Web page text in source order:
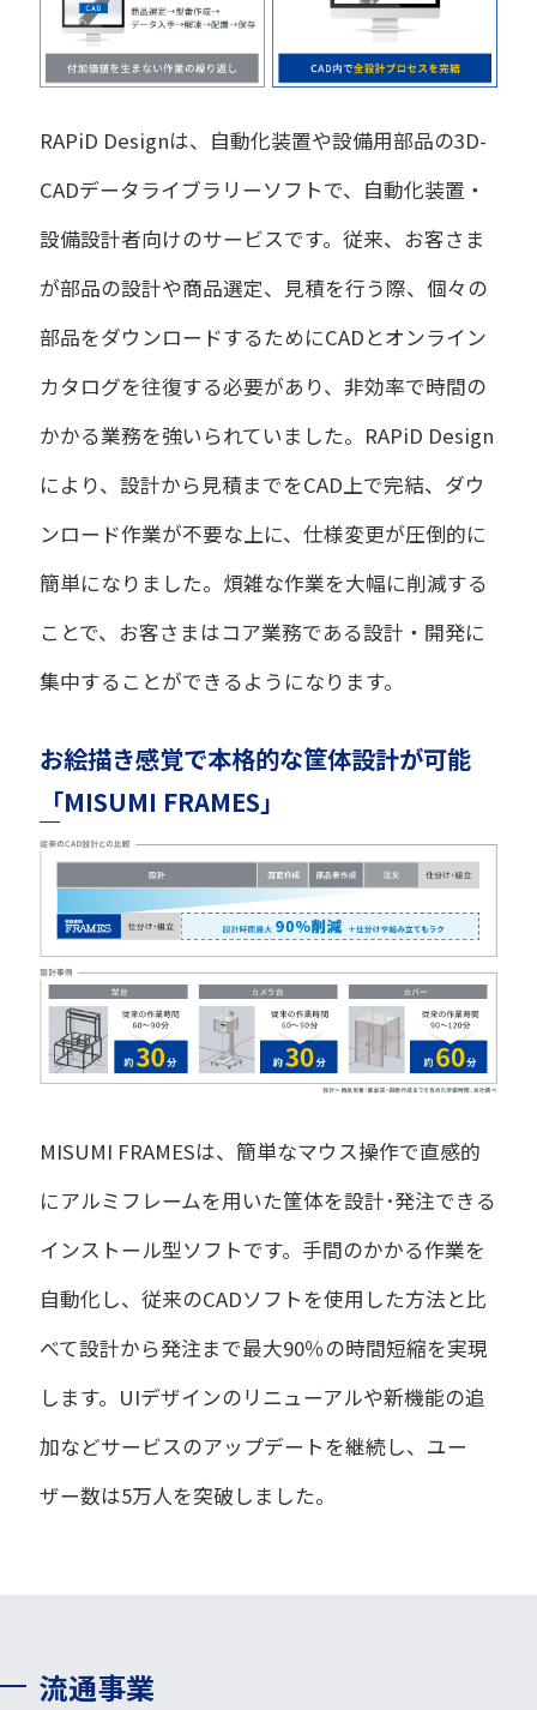
RAPiD Designは、自動化装置や設備用部品の3D-
CADデータライブラリーソフトで、自動化装置・
設備設計者向けのサービスです。従来、お客さま
が部品の設計や商品選定、見積を行う際、個々の
部品をダウンロードするためにCADとオンライン
カタログを往復する必要があり、非効率で時間の
かかる業務を強いられていました。RAPiD Design
により、設計から見積までをCAD上で完結、ダウ
ンロード作業が不要な上に、仕様変更が圧倒的に
簡単になりました。煩雑な作業を大幅に削減する
ことで、お客さまはコア業務である設計・開発に
集中することができるようになります。
お絵描き感覚で本格的な筐体設計が可能
「MISUMI FRAMES」
MISUMI FRAMESは、簡単なマウス操作で直感的
にアルミフレームを用いた筐体を設計･発注できる
インストール型ソフトです。手間のかかる作業を
自動化し、従来のCADソフトを使用した方法と比
べて設計から発注まで最大90％の時間短縮を実現
します。UIデザインのリニューアルや新機能の追
加などサービスのアップデートを継続し、ユー
ザー数は5万人を突破しました。
流通事業